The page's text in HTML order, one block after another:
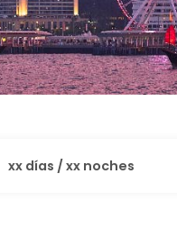
xx días / xx noches